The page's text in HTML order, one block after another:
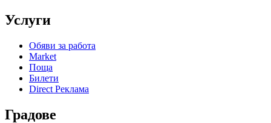
Услуги
Обяви за работа
Market
Поща
Билети
Direct Реклама
Градове